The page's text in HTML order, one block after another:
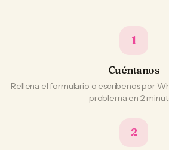
1
Cuéntanos
Rellena el formulario o escríbenos por
problema en 2
2